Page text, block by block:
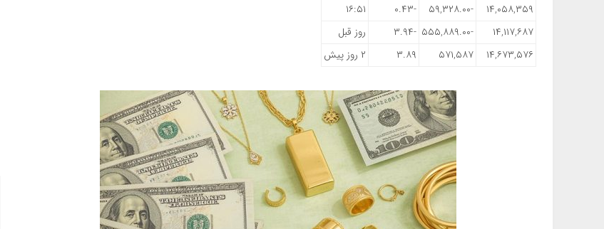
۱۴,۰۵۸,۳۵۹
-۵۹,۳۲۸.۰۰ -۰.۴۳
۱۶:۵۱
۱۴,۱۱۷,۶۸۷
-۵۵۵,۸۸۹.۰۰ -۳.۹۴
روز قبل
۱۴,۶۷۳,۵۷۶
۵۷۱,۵۸۷ ۳.۸۹ ۲ روز پیش